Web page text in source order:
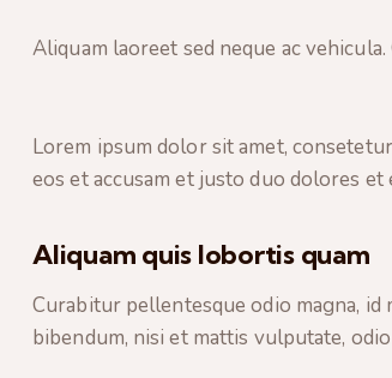
Aliquam laoreet sed neque ac
Lorem ipsum dolor sit amet,
eos et accusam et justo duo dolores
Aliquam quis lobortis quam
Curabitur pellentesque odio magna, id
bibendum, nisi et mattis vulputate,